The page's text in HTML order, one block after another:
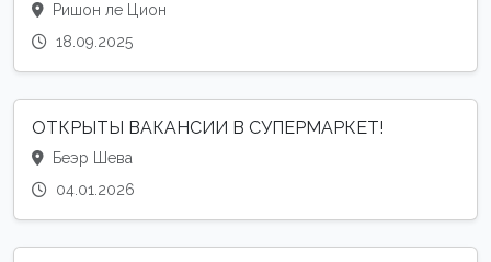
Ришон ле Цион
18.09.2025
ОТКРЫТЫ ВАКАНСИИ В СУПЕРМАРКЕТ!
Беэр Шева
04.01.2026